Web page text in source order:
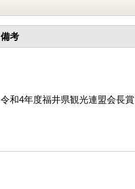
備考
令和4年度福井県観光連盟会長賞